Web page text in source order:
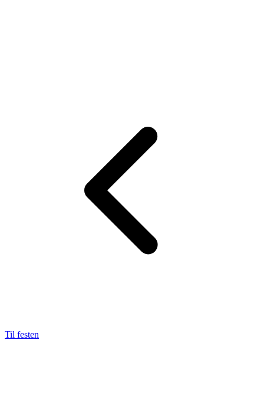
Til festen